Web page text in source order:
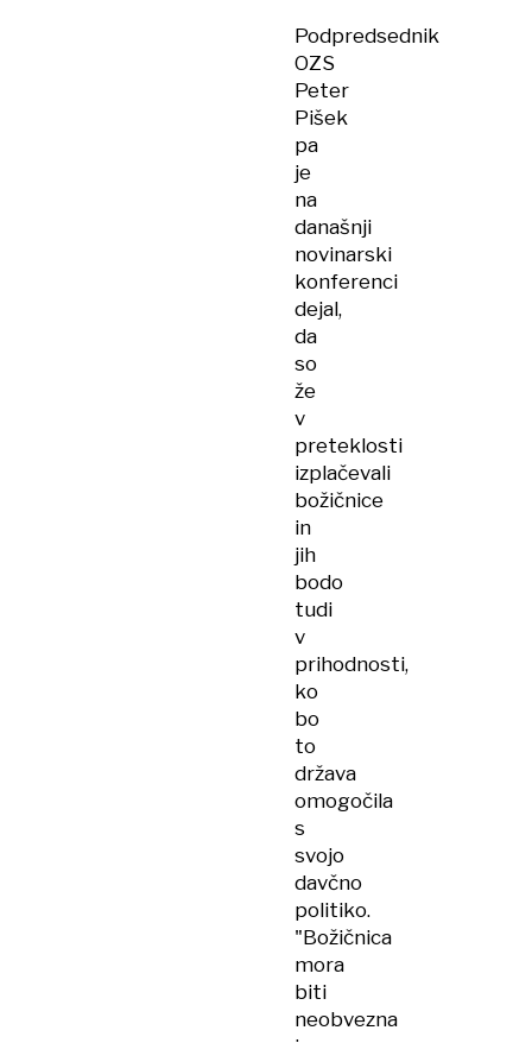
Podpredsednik
OZS
Peter
Pišek
pa
je
na
današnji
novinarski
konferenci
dejal,
da
so
že
v
preteklosti
izplačevali
božičnice
in
jih
bodo
tudi
v
prihodnosti,
ko
bo
to
država
omogočila
s
svojo
davčno
politiko.
"Božičnica
mora
biti
neobvezna